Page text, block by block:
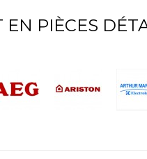
EN PIÈCES